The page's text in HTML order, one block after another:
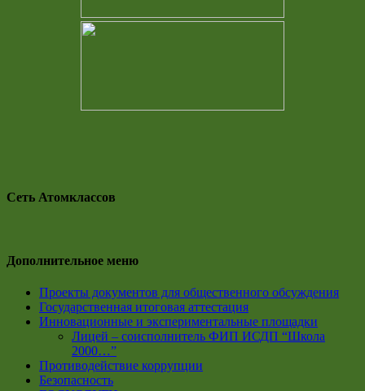
Сеть Атомклассов
Дополнительное меню
Проекты документов для общественного обсуждения
Государственная итоговая аттестация
Инновационные и экспериментальные площадки
Лицей – соисполнитель ФИП ИСДП “Школа
2000…”
Противодействие коррупции
Безопасность